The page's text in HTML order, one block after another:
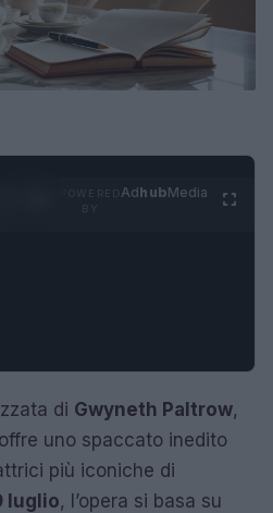
AdhubMedia
di Gwyneth Paltrow,
uno spaccato inedito
più iconiche di
luglio, l’opera si basa su